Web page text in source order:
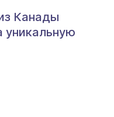
Канады
уникальную